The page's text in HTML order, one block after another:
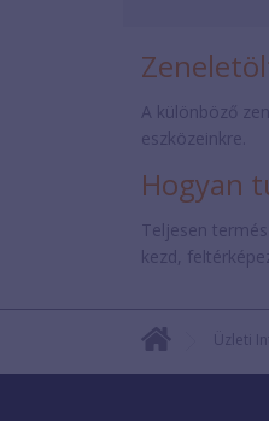
A különböző
eszközeinkre.
Hogyan
Teljesen
kezd,
Üzleti